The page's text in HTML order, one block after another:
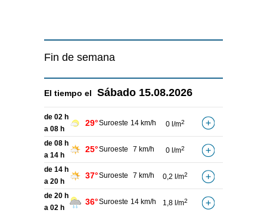
Fin de semana
El tiempo el Sábado 15.08.2026
de 02 h
a 08 h
29°Suroeste 14 km/h 0 l/m2
de 08 h
a 14 h
25°Suroeste 7 km/h 0 l/m2
de 14 h
a 20 h
37°Suroeste 7 km/h 0,2 l/m2
de 20 h
a 02 h
36°Suroeste 14 km/h 1,8 l/m2